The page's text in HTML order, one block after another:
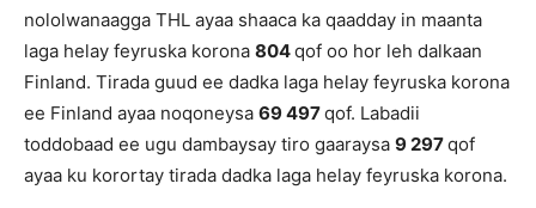
nololwanaagga THL ayaa shaaca ka qaadday in maanta
laga helay feyruska korona 804qof oo hor leh dalkaan
Finland. Tirada guud ee dadka laga helay feyruska korona
ee Finland ayaa noqoneysa 69 497qof. Labadii
toddobaad ee ugu dambaysay tiro gaaraysa 9 297qof
ayaa ku korortay tirada dadka laga helay feyruska korona.